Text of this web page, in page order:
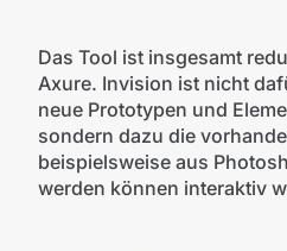
Das Tool ist insgesamt
Axure. Invision ist nicht
neue Prototypen und
sondern dazu die
beispielsweise aus
werden können interaktiv